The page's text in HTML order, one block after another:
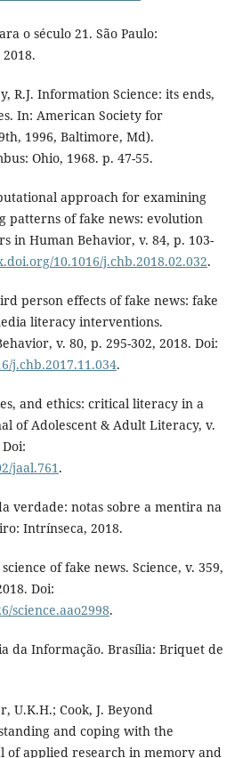
o século 21. São Paulo:
R.J. Information Science: its ends,
In: American Society for
1996, Baltimore, Md).
Ohio, 1968. p. 47-55.
approach for examining
patterns of fake news: evolution
in Human Behavior, v. 84, p. 103-
10.1016/j.chb.2018.02.032.
person effects of fake news: fake
literacy interventions.
v. 80, p. 295-302, 2018. Doi:
j.chb.2017.11.034.
and ethics: critical literacy in a
of Adolescent & Adult Literacy, v.
jaal.761.
verdade: notas sobre a mentira na
Intrínseca, 2018.
of fake news. Science, v. 359,
Doi:
science.aao2998.
da Informação. Brasília: Briquet de
U.K.H.; Cook, J. Beyond
and coping with the
of applied research in memory and